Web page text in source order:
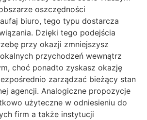
oszczędności
biuro, tego typu dostarcza
Dzięki tego podejścia
przy okazji zmniejszysz
przychodzeń wewnątrz
choć ponadto zyskasz okazję
zarządzać bieżący stan
agencji. Analogiczne propozycje
użyteczne w odniesieniu do
firm a także instytucji